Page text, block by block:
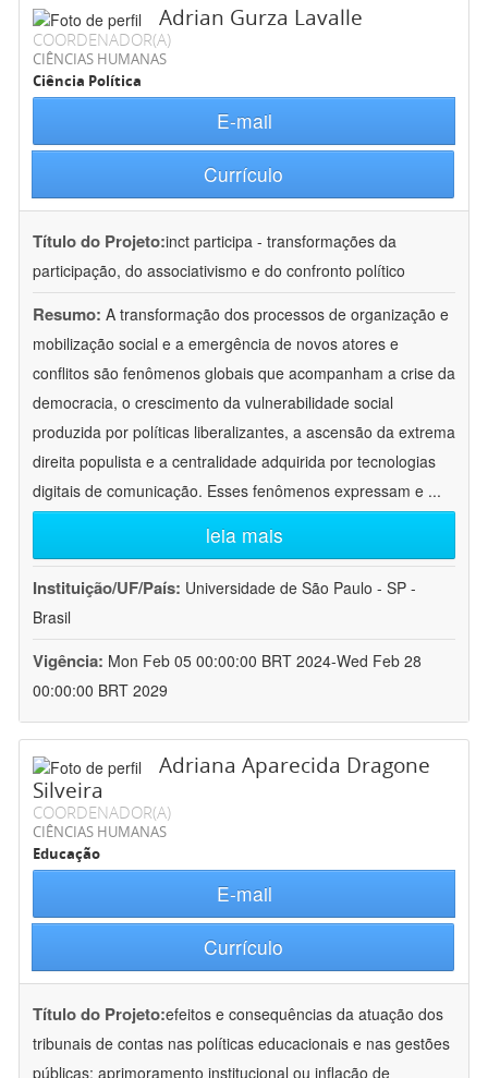
Adrian Gurza Lavalle
COORDENADOR(A)
CIÊNCIAS HUMANAS
Ciência Política
E-mail
Currículo
Título do Projeto:inct participa - transformações da
participação, do associativismo e do confronto político
Resumo: A transformação dos processos de organização e
mobilização social e a emergência de novos atores e
conflitos são fenômenos globais que acompanham a crise da
democracia, o crescimento da vulnerabilidade social
produzida por políticas liberalizantes, a ascensão da extrema
direita populista e a centralidade adquirida por tecnologias
digitais de comunicação. Esses fenômenos expressam e ...
leia mais
Instituição/UF/País: Universidade de São Paulo - SP -
Brasil
Vigência: Mon Feb 05 00:00:00 BRT 2024-Wed Feb 28
00:00:00 BRT 2029
Adriana Aparecida Dragone
Silveira
COORDENADOR(A)
CIÊNCIAS HUMANAS
Educação
E-mail
Currículo
Título do Projeto:efeitos e consequências da atuação dos
tribunais de contas nas políticas educacionais e nas gestões
públicas: aprimoramento institucional ou inflação de